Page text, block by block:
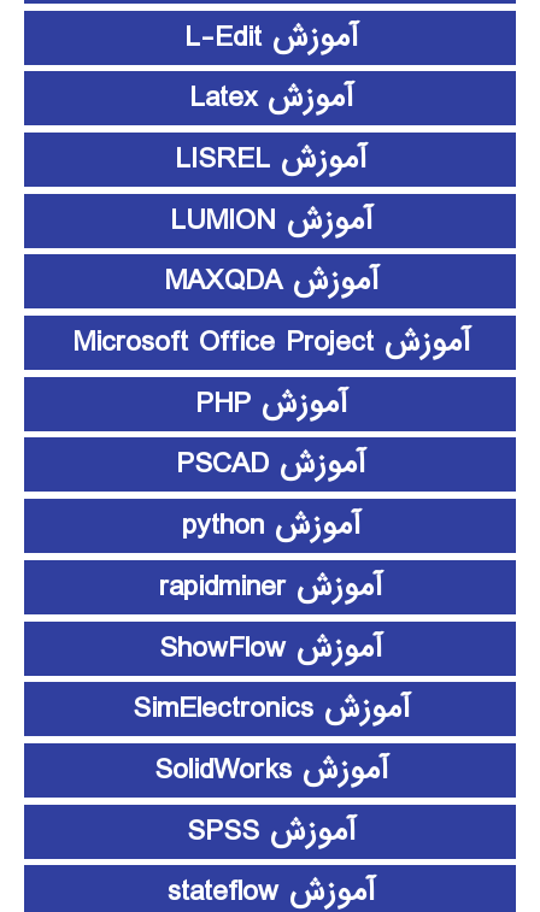
آموزش L-Edit
آموزش Latex
آموزش LISREL
آموزش LUMION
آموزش MAXQDA
آموزش Microsoft Office Project
آموزش PHP
آموزش PSCAD
آموزش python
آموزش rapidminer
آموزش ShowFlow
آموزش SimElectronics
آموزش SolidWorks
آموزش SPSS
آموزش stateflow